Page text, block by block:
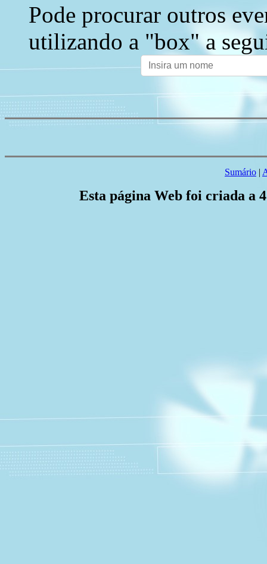
Pode procurar outros
utilizando a "box" a
Sumário |
Esta página Web foi criada a